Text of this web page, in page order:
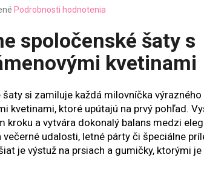
Podrobnosti hodnotenia
spoločenské šaty s
kvetinami
si zamiluje každá milovníčka
kvetinami, ktoré upútajú na prvý pohľad.
kroku a vytvára dokonalý balans medzi
večerné udalosti, letné párty či špeciálne
je výstuž na prsiach a gumičky, ktorými